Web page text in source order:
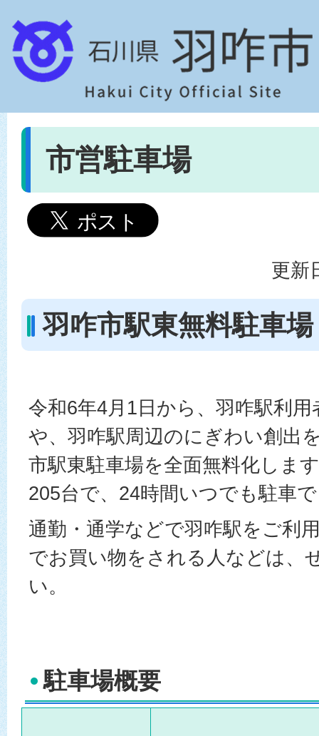
市営駐車場
更新
羽咋市駅東無料駐車場
令和6年4月1日から、羽咋駅利
や、羽咋駅周辺のにぎわい創出
市駅東駐車場を全面無料化しま
205台で、24時間いつでも駐車
通勤・通学などで羽咋駅をご利
でお買い物をされる人などは、
い。
駐車場概要